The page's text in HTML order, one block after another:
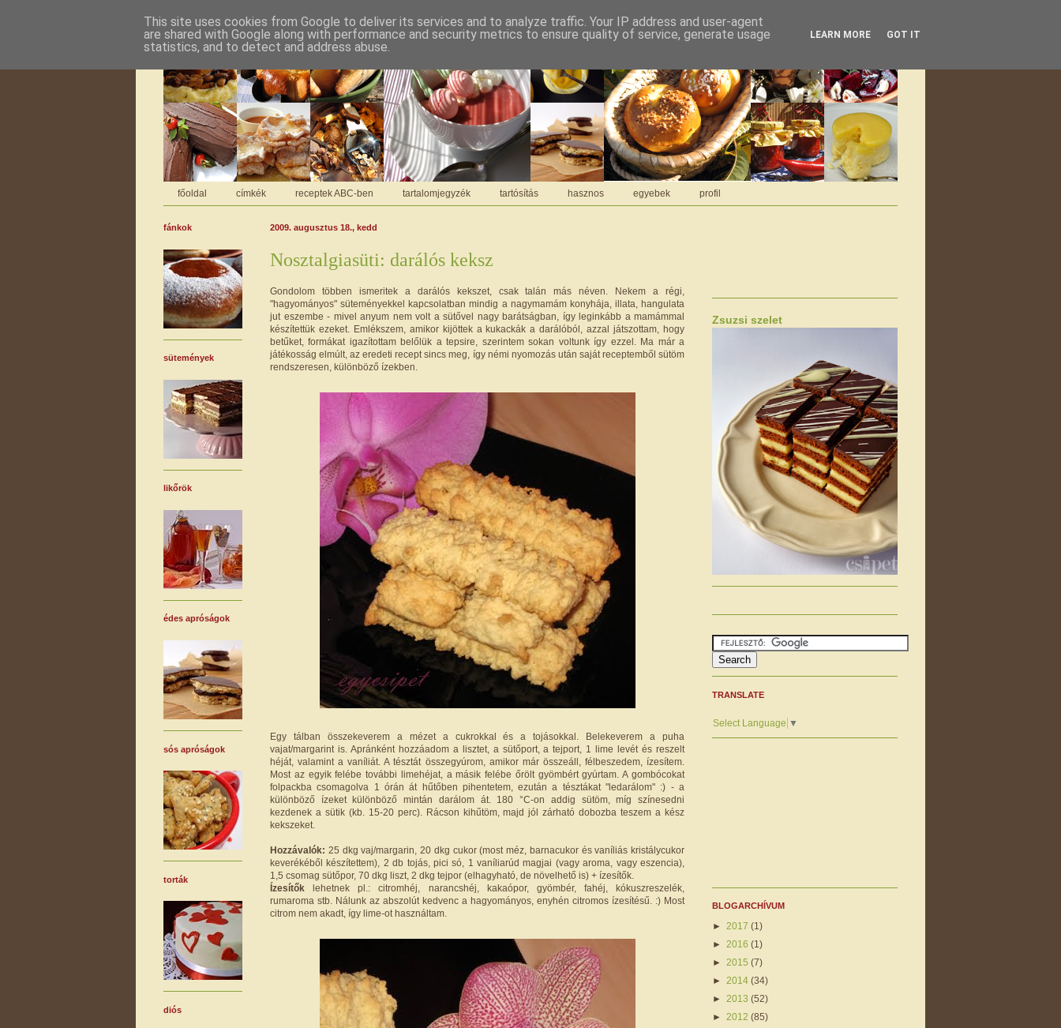
főoldal címkék receptek ABC-ben tartalomjegyzék tartósítás hasznos egyebek profil
2009. augusztus 18., kedd
Nosztalgiasüti: darálós keksz
Gondolom többen ismeritek a darálós kekszet, csak talán más néven. Nekem a régi,
"hagyományos" süteményekkel kapcsolatban mindig a nagymamám konyhája, illata, hangulata
jut eszembe - mivel anyum nem volt a sütővel nagy barátságban, így leginkább a mamámmal
készítettük ezeket. Emlékszem, amikor kijöttek a kukackák a darálóból, azzal játszottam, hogy
betűket, formákat igazítottam belőlük a tepsire, szerintem sokan voltunk így ezzel. Ma már a
játékosság elmúlt, az eredeti recept sincs meg, így némi nyomozás után saját receptemből sütöm
rendszeresen, különböző ízekben.
Egy tálban összekeverem a mézet a cukrokkal és a tojásokkal. Belekeverem a puha
vajat/margarint is. Apránként hozzáadom a lisztet, a sütőport, a tejport, 1 lime levét és reszelt
héját, valamint a vaníliát. A tésztát összegyúrom, amikor már összeáll, félbeszedem, ízesítem.
Most az egyik felébe további limehéjat, a másik felébe őrölt gyömbért gyúrtam. A gombócokat
folpackba csomagolva 1 órán át hűtőben pihentetem, ezután a tésztákat "ledarálom" :) - a
különböző ízeket különböző mintán darálom át. 180 °C-on addig sütöm, míg színesedni
kezdenek a sütik (kb. 15-20 perc). Rácson kihűtöm, majd jól zárható dobozba teszem a kész
kekszeket.
Hozzávalók: 25 dkg vaj/margarin, 20 dkg cukor (most méz, barnacukor és vaníliás kristálycukor
keverékéből készítettem), 2 db tojás, pici só, 1 vaníliarúd magjai (vagy aroma, vagy eszencia),
1,5 csomag sütőpor, 70 dkg liszt, 2 dkg tejpor (elhagyható, de növelhető is) + ízesítők.
Ízesítőklehetnek pl.: citromhéj, narancshéj, kakaópor, gyömbér, fahéj, kókuszreszelék,
rumaroma stb. Nálunk az abszolút kedvenc a hagyományos, enyhén citromos ízesítésű. :) Most
citrom nem akadt, így lime-ot használtam.
fánkok
sütemények
likőrök
édes apróságok
sós apróságok
torták
diós
Zsuzsi szelet
TRANSLATE
Select Language ▼
BLOGARCHÍVUM
► 2017 (1)
► 2016 (1)
► 2015 (7)
► 2014 (34)
► 2013 (52)
► 2012 (85)
This site uses cookies from Google to deliver its services and to analyze traffic. Your IP address and user-agent
are shared with Google along with performance and security metrics to ensure quality of service, generate usage
statistics, and to detect and address abuse.
LEARN MORE GOT IT